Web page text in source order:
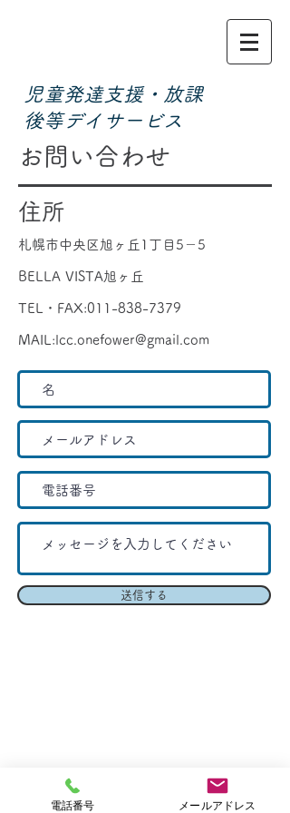
​児童発達支援・放課
後等デイサービス
お問い合わせ
住所
札幌市中央区旭ヶ丘1丁目5－5
BELLA VISTA旭ヶ丘
TEL・FAX:011-838-7379
MAIL: lcc.onefower@gmail.com
送信する
電話番号 メールアドレス